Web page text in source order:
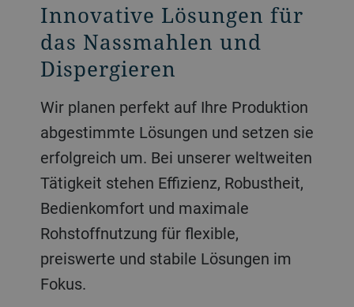
Innovative Lösungen für
das Nassmahlen und
Dispergieren
Wir planen perfekt auf Ihre Produktion
abgestimmte Lösungen und setzen sie
erfolgreich um. Bei unserer weltweiten
Tätigkeit stehen Effizienz, Robustheit,
Bedienkomfort und maximale
Rohstoffnutzung für flexible,
preiswerte und stabile Lösungen im
Fokus.